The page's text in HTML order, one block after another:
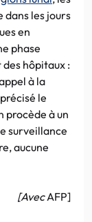
dans les jours
en
phase
hôpitaux :
à la
le
procède à un
surveillance
aucune
[AvecAFP]